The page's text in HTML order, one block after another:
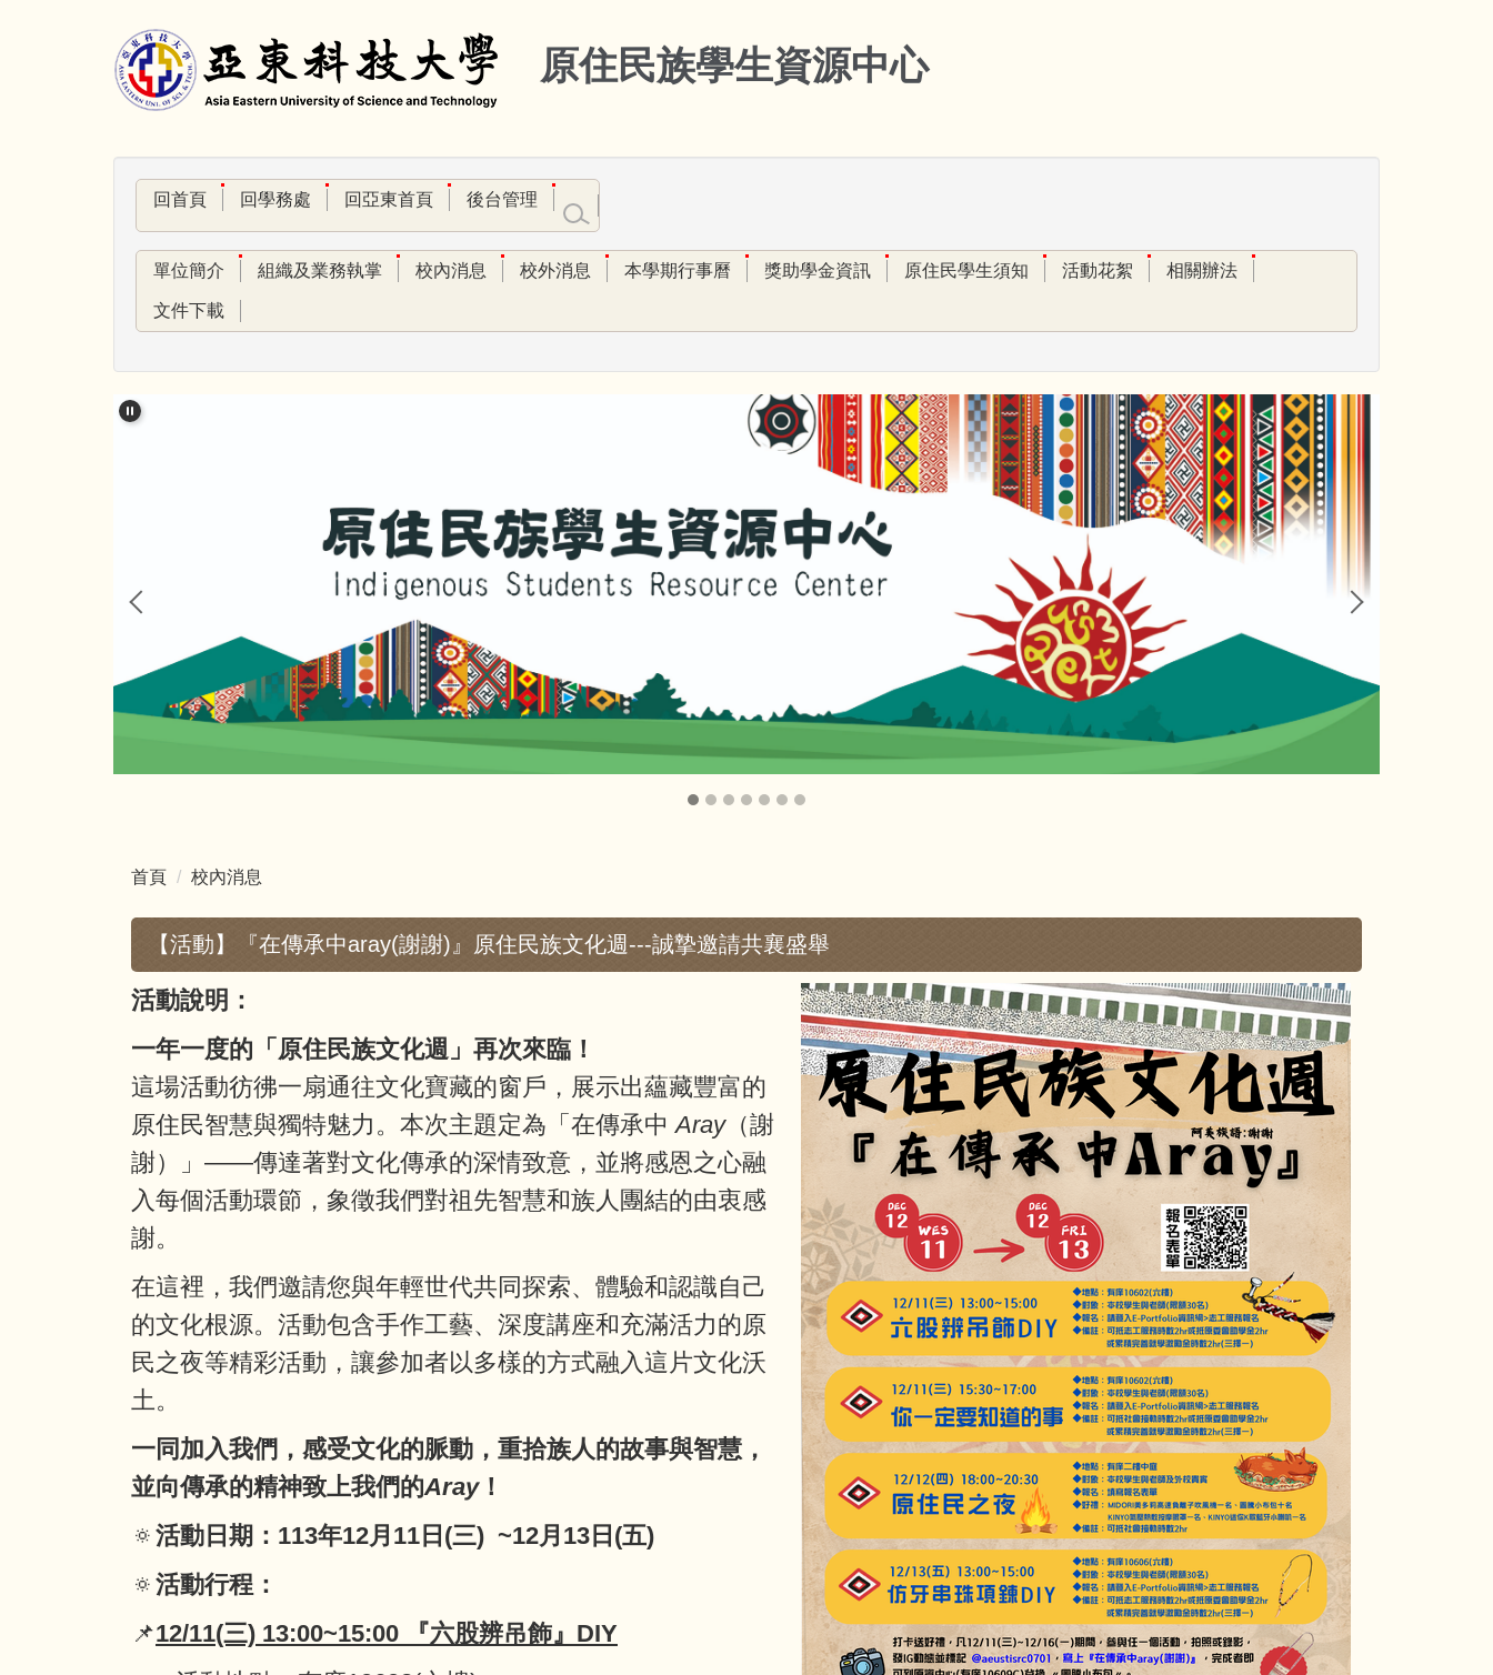
原住民族學生資源中心
回首頁 回學務處 回亞東首頁 後台管理
單位簡介 組織及業務執掌 校內消息 校外消息 本學期行事曆 獎助學金資訊 原住民學生須知 活動花絮 相關辦法
文件下載
首頁 校內消息
【活動】『在傳承中aray(謝謝)』原住民族文化週---誠摯邀請共襄盛舉
活動說明：
一年一度的「原住民族文化週」再次來臨！
這場活動彷彿一扇通往文化寶藏的窗戶，展示出蘊藏豐富的
原住民智慧與獨特魅力。本次主題定為「在傳承中Aray（謝
謝）」——傳達著對文化傳承的深情致意，並將感恩之心融
入每個活動環節，象徵我們對祖先智慧和族人團結的由衷感
謝。
在這裡，我們邀請您與年輕世代共同探索、體驗和認識自己
的文化根源。活動包含手作工藝、深度講座和充滿活力的原
民之夜等精彩活動，讓參加者以多樣的方式融入這片文化沃
土。
一同加入我們，感受文化的脈動，重拾族人的故事與智慧，
並向傳承的精神致上我們的Aray！
🔅 活動日期：113年12月11日(三) ~12月13日(五)
🔅 活動行程：
📌12/11(三) 13:00~15:00 『六股辨吊飾』 DIY